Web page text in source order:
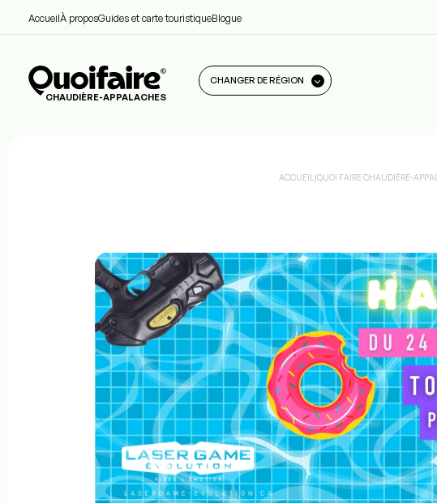
AccueilÀ proposGuides et carte touristiqueBlogue
CHAUDIÈRE-APPALACHES
CHANGER DE RÉGION
ACCUEIL |QUOI FAIRE CHAUDIÈRE-